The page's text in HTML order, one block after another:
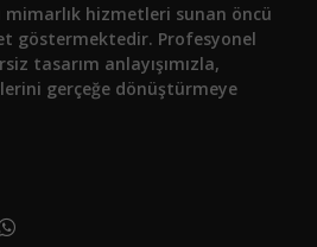
mimarlık hizmetleri sunan öncü
göstermektedir. Profesyonel
tasarım anlayışımızla,
gerçeğe dönüştürmeye